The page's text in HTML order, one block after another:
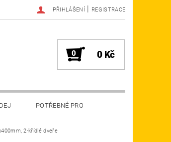
PŘIHLÁŠENÍ | REGISTRACE
0 0 Kč
POTŘEBNÉ PRO
2-křídlé dveře